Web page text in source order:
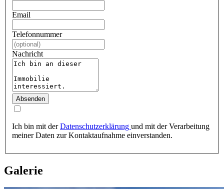
Email
Telefonnummer
Nachricht
Absenden
Ich bin mit derDatenschutzerklärung und mit der Verarbeitung
meiner Daten zur Kontaktaufnahme einverstanden.
Galerie